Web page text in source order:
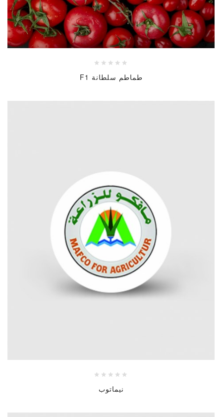
طماطم سلطانة F1
نيماتوب